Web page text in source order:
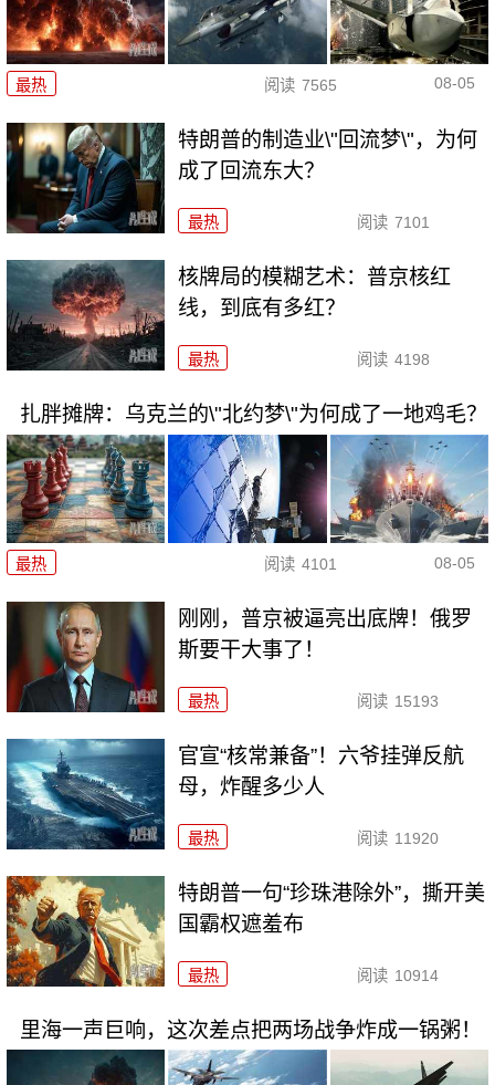
最热 阅读 7565 08-05
特朗普的制造业\"回流梦\"，为何
成了回流东大？
最热 阅读 7101
核牌局的模糊艺术：普京核红
线，到底有多红？
最热 阅读 4198
扎胖摊牌：乌克兰的\"北约梦\"为何成了一地鸡毛？
最热 阅读 4101 08-05
刚刚，普京被逼亮出底牌！俄罗
斯要干大事了！
最热 阅读 15193
官宣“核常兼备”！六爷挂弹反航
母，炸醒多少人
最热 阅读 11920
特朗普一句“珍珠港除外”，撕开美
国霸权遮羞布
最热 阅读 10914
里海一声巨响，这次差点把两场战争炸成一锅粥！